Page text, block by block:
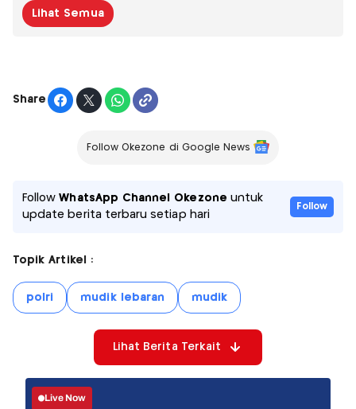
Lihat Semua
Share
Follow Okezone di Google News
FollowWhatsApp Channel Okezone untuk
update berita terbaru setiap hari
Follow
Topik Artikel :
polri mudik lebaran mudik
Lihat Berita Terkait
Live Now